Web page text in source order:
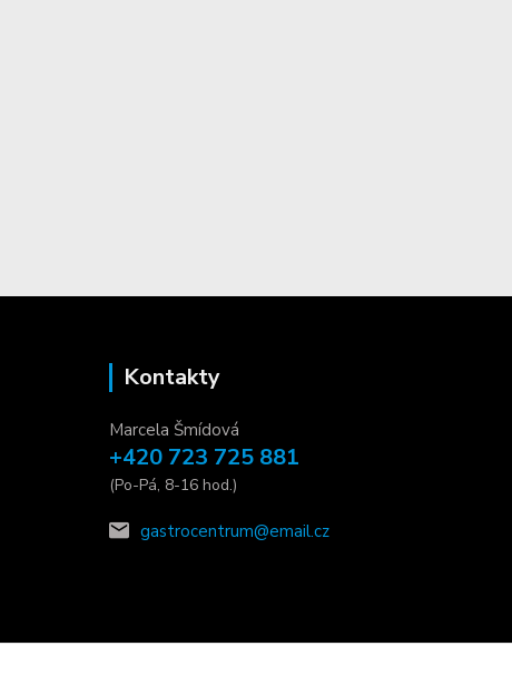
Kontakty
Marcela Šmídová
+420 723 725 881
(Po-Pá, 8-16 hod.)
gastrocentrum@email.cz